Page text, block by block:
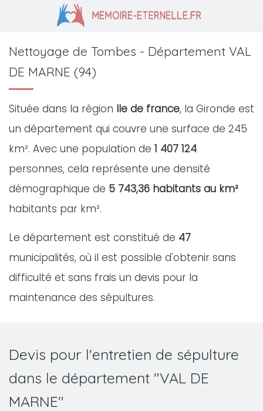
Nettoyage de Tombes - Département VAL
DE MARNE (94)
Située dans la région Ile de france, la Gironde est
un département qui couvre une surface de 245
km². Avec une population de 1 407 124
personnes, cela représente une densité
démographique de 5 743,36 habitants au km²
habitants par km².
Le département est constitué de 47
municipalités, où il est possible d'obtenir sans
difficulté et sans frais un devis pour la
maintenance des sépultures.
Devis pour l'entretien de sépulture
dans le département "VAL DE
MARNE"